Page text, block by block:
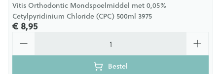
Vitis Orthodontic Mondspoelmiddel met 0,05%
Cetylpyridinium Chloride (CPC) 500ml 3975
€ 8,95
Bestel